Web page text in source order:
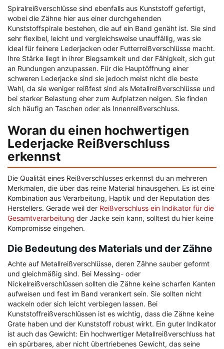
Spiralreißverschlüsse sind ebenfalls aus Kunststoff gefertigt,
wobei die Zähne hier aus einer durchgehenden
Kunststoffspirale bestehen, die auf ein Band genäht ist. Sie sind
sehr flexibel, leicht und vergleichsweise unauffällig, was sie
ideal für feinere Lederjacken oder Futterreißverschlüsse macht.
Ihre Stärke liegt in ihrer Biegsamkeit und der Fähigkeit, sich gut
an Rundungen anzupassen. Für die Hauptöffnung einer
schweren Lederjacke sind sie jedoch meist nicht die beste
Wahl, da sie weniger reißfest sind als Metallreißverschlüsse und
bei starker Belastung eher zum Aufplatzen neigen. Sie finden
sich häufig an Taschen oder als Innenreißverschluss.
Woran du einen hochwertigen
Lederjacke Reißverschluss
erkennst
Die Qualität eines Reißverschlusses erkennst du an mehreren
Merkmalen, die über das reine Material hinausgehen. Es ist eine
Kombination aus Verarbeitung, Haptik und der Reputation des
Herstellers. Gerade weil der Reißverschluss ein Indikator für die
Gesamtverarbeitung der Jacke sein kann, solltest du hier keine
Kompromisse eingehen.
Die Bedeutung des Materials und der Zähne
Achte auf Metallreißverschlüsse, deren Zähne sauber geformt
und gleichmäßig sind. Bei Messing- oder
Nickelreißverschlüssen sollten die Zähne keine scharfen Kanten
aufweisen und fest im Band verankert sein. Sie sollten nicht
wackeln oder sich leicht verbiegen lassen. Bei
Kunststoffreißverschlüssen ist es wichtig, dass die Zähne keine
Grate haben und der Kunststoff robust wirkt. Ein guter Indikator
ist auch das Gewicht: Ein hochwertiger Metallreißverschluss hat
ein spürbares, aber nicht übertriebenes Gewicht, das seine